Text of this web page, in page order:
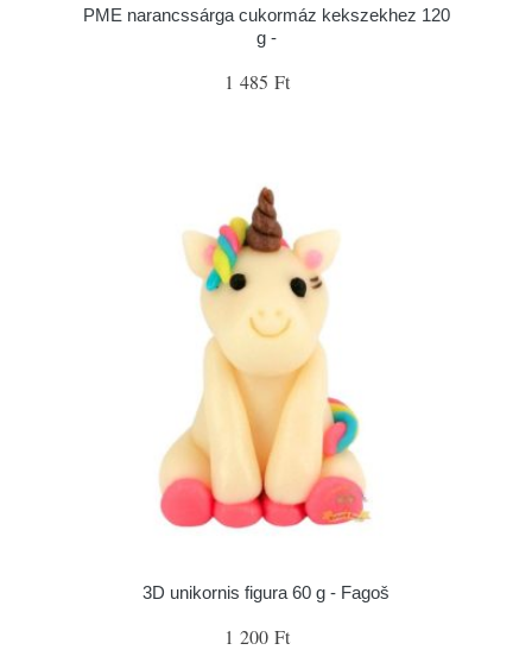
PME narancssárga cukormáz kekszekhez 120
g -
1 485 Ft
3D unikornis figura 60 g - Fagoš
1 200 Ft